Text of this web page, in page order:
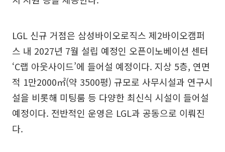
LGL 신규 거점은 삼성바이오로직스 제2바이오캠퍼
스 내 2027년 7월 설립 예정인 오픈이노베이션 센터
‘C랩 아웃사이드’에 들어설 예정이다. 지상 5층, 연면
적 1만2000㎡(약 3500평) 규모로 사무시설과 연구시
설을 비롯해 미팅룸 등 다양한 최신식 시설이 들어설
예정이다. 전반적인 운영은 LGL과 공동으로 이뤄진
다.